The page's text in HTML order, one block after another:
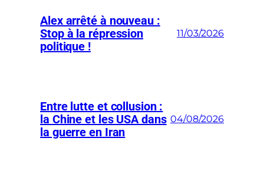
Alex arrêté à nouveau :
Stop à la répression
politique !
11/03/2026
Entre lutte et collusion :
la Chine et les USA dans
la guerre en Iran
04/08/2026